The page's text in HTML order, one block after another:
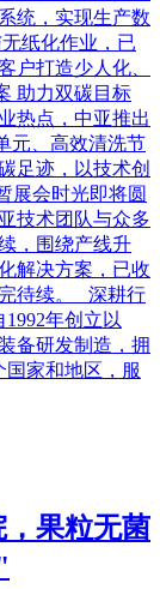
统，实现生产数
纸化作业，已
户打造少人化、
助力双碳目标
热点，中亚推出
元、高效清洗节
足迹，以技术创
展会时光即将圆
技术团队与众多
，围绕产线升
解决方案，已收
待续。 深耕行
年创立以
备研发制造，拥
国家和地区，服
果粒无菌